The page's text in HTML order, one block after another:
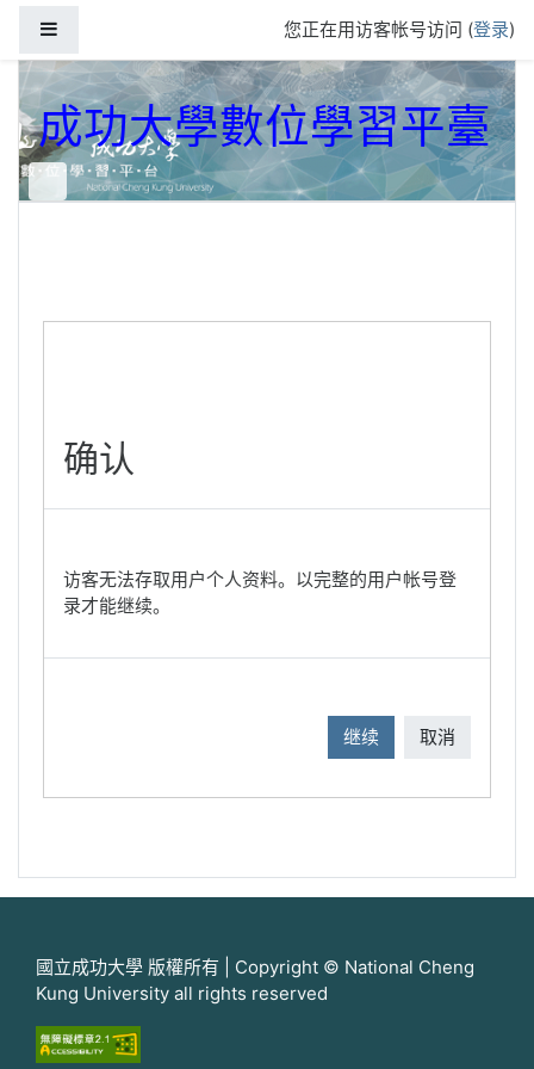
您正在用访客帐号访问 (登录)
成功大學數位學習平臺
确认
访客无法存取用户个人资料。以完整的用户帐号登
录才能继续。
继续 取消
國立成功大學 版權所有 | Copyright © National Cheng
Kung University all rights reserved